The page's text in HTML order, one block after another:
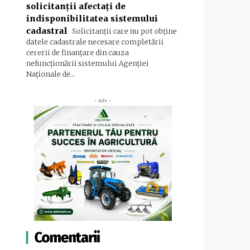
solicitanții afectați de
indisponibilitatea sistemului
cadastral Solicitanţii care nu pot obţine
datele cadastrale necesare completării
cererii de finanţare din cauza
nefuncţionării sistemului Agenţiei
Naţionale de...
‹ adv ›
Comentarii